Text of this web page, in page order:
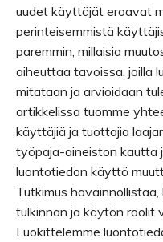
uudet käyttäjät eroavat
perinteisemmistä
paremmin, millaisia
aiheuttaa tavoissa, joilla
mitataan ja arvioidaan
artikkelissa tuomme
käyttäjiä ja tuottajia
työpaja-aineiston kautta
luontotiedon käyttö
Tutkimus
tulkinnan ja käytön roolit
Luokittelemme